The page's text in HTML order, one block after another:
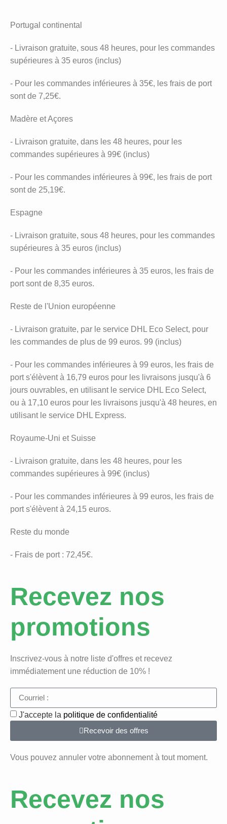
Portugal continental
- Livraison gratuite, sous 48 heures, pour les commandes
supérieures à 35 euros (inclus)
- Pour les commandes inférieures à 35€, les frais de port
sont de 7,25€.
Madère et Açores
- Livraison gratuite, dans les 48 heures, pour les
commandes supérieures à 99€ (inclus)
- Pour les commandes inférieures à 99€, les frais de port
sont de 25,19€.
Espagne
- Livraison gratuite, sous 48 heures, pour les commandes
supérieures à 35 euros (inclus)
- Pour les commandes inférieures à 35 euros, les frais de
port sont de 8,35 euros.
Reste de l'Union européenne
- Livraison gratuite, par le service DHL Eco Select, pour
les commandes de plus de 99 euros. 99 (inclus)
- Pour les commandes inférieures à 99 euros, les frais de
port s'élèvent à 16,79 euros pour les livraisons jusqu'à 6
jours ouvrables, en utilisant le service DHL Eco Select,
ou à 17,10 euros pour les livraisons jusqu'à 48 heures, en
utilisant le service DHL Express.
Royaume-Uni et Suisse
- Livraison gratuite, dans les 48 heures, pour les
commandes supérieures à 99€ (inclus)
- Pour les commandes inférieures à 99 euros, les frais de
port s'élèvent à 24,15 euros.
Reste du monde
- Frais de port : 72,45€.
Recevez nos
promotions
Inscrivez-vous à notre liste d'offres et recevez
immédiatement une réduction de 10% !
J'accepte la politique de confidentialité
Recevoir des offres
Vous pouvez annuler votre abonnement à tout moment.
Recevez nos